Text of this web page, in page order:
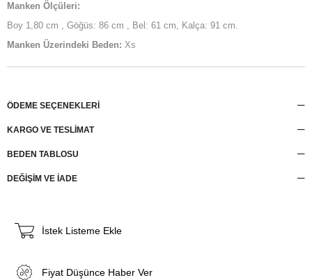
Manken Ölçüleri:
Boy 1,80 cm , Göğüs: 86 cm , Bel: 61 cm, Kalça: 91 cm.
Manken Üzerindeki Beden: Xs
ÖDEME SEÇENEKLERI
KARGO VE TESLİMAT
BEDEN TABLOSU
DEĞİŞİM VE İADE
İstek Listeme Ekle
Fiyat Düşünce Haber Ver